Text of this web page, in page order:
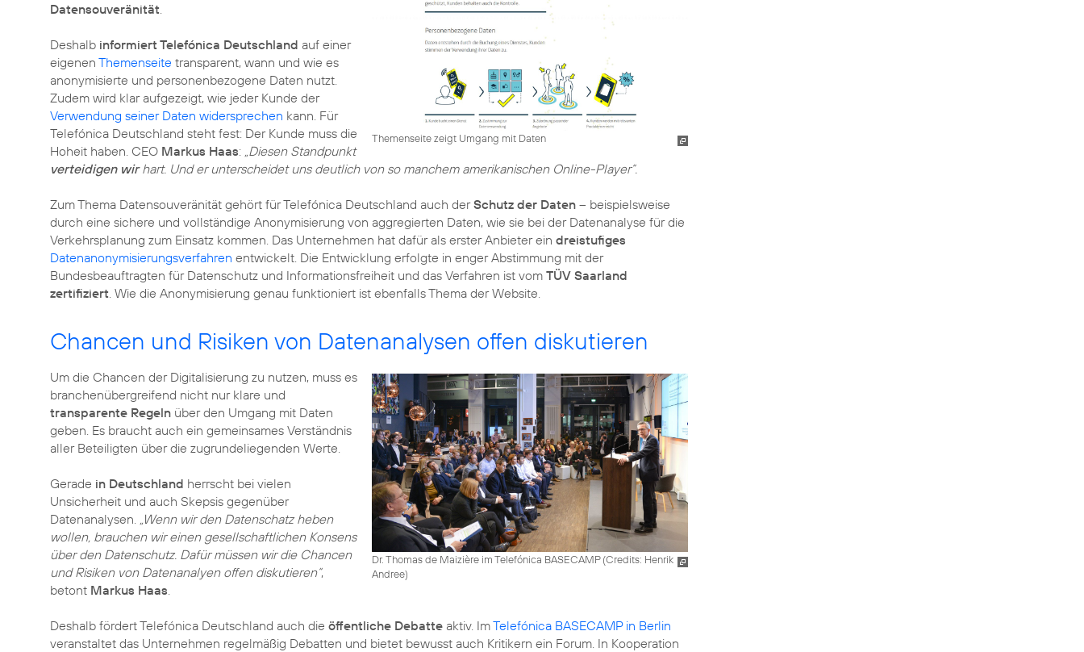
Themenseite zeigt Umgang mit Daten
Datensouveränität.
Deshalb informiert Telefónica Deutschland auf einer
eigenen Themenseite transparent, wann und wie es
anonymisierte und personenbezogene Daten nutzt.
Zudem wird klar aufgezeigt, wie jeder Kunde der
Verwendung seiner Daten widersprechen kann. Für
Telefónica Deutschland steht fest: Der Kunde muss die
Hoheit haben. CEO Markus Haas: „Diesen Standpunkt
verteidigen wirhart. Und er unterscheidet uns deutlich von so manchem amerikanischen Online-Player“.
Zum Thema Datensouveränität gehört für Telefónica Deutschland auch derSchutz der Daten – beispielsweise
durch eine sichere und vollständige Anonymisierung von aggregierten Daten, wie sie bei der Datenanalyse für die
Verkehrsplanung zum Einsatz kommen. Das Unternehmen hat dafür als erster Anbieter ein dreistufiges
Datenanonymisierungsverfahren entwickelt. Die Entwicklung erfolgte in enger Abstimmung mit der
Bundesbeauftragten für Datenschutz und Informationsfreiheit und das Verfahren ist vom TÜV Saarland
zertifiziert. Wie die Anonymisierung genau funktioniert ist ebenfalls Thema der Website.
Chancen und Risiken von Datenanalysen offen diskutieren
Dr. Thomas de Maizière im Telefónica BASECAMP (Credits: Henrik
Andree)
Um die Chancen der Digitalisierung zu nutzen, muss es
branchenübergreifend nicht nur klare und
transparente Regeln über den Umgang mit Daten
geben. Es braucht auch ein gemeinsames Verständnis
aller Beteiligten über die zugrundeliegenden Werte.
Gerade in Deutschland herrscht bei vielen
Unsicherheit und auch Skepsis gegenüber
Datenanalysen. „Wenn wir den Datenschatz heben
wollen, brauchen wir einen gesellschaftlichen Konsens
über den Datenschutz. Dafür müssen wir die Chancen
und Risiken von Datenanalyen offen diskutieren“,
betont Markus Haas.
Deshalb fördert Telefónica Deutschland auch die öffentliche Debatte aktiv. ImTelefónica BASECAMP in Berlin
veranstaltet das Unternehmen regelmäßig Debatten und bietet bewusst auch Kritikern ein Forum. In Kooperation